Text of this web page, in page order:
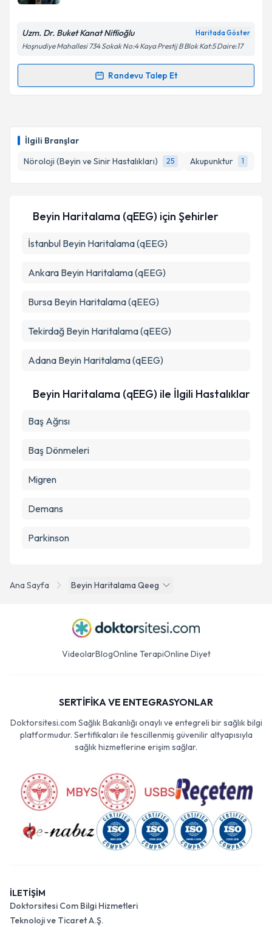
İlgili Branşlar
Nöroloji (Beyin ve Sinir Hastalıkları)
25 Akupunktur 1
Kişisel verilerimin işlenmesine ilişkin
Metni'ni okudum ve kişisel verilerimin belirtilen
Uzm. Dr. Buket Kanat Niflioğlu Haritada Göster
Hoşnudiye Mahallesi 734 Sokak No:4 Kaya Prestij B Blok Kat:5 Daire:17
Randevu Talep Et
Randevu Takvimi Talebi
için bir takvim hazırlandığında e-posta ile
bilgilendireceğiz.
E-posta Adresiniz
Kişisel verilerimin işlenmesine ilişkin
kapsamda işlenmesini kabul ediyorum.
Takvim Talebini Gönder
Ana Sayfa Beyin Haritalama Qeeg
Beyin Haritalama (qEEG) için Şehirler
İstanbul Beyin Haritalama (qEEG)
Ankara Beyin Haritalama (qEEG)
Bursa Beyin Haritalama (qEEG)
Tekirdağ Beyin Haritalama (qEEG)
Adana Beyin Haritalama (qEEG)
Beyin Haritalama (qEEG) ile İlgili Hastalıklar
Baş Ağrısı
Baş Dönmeleri
Migren
Demans
Parkinson
VideolarBlogOnline TerapiOnline Diyet
SERTİFİKA VE ENTEGRASYONLAR
Doktorsitesi.com Sağlık Bakanlığı onaylı ve entegreli bir sağlık bilgi
platformudur. Sertifikaları ile tescillenmiş güvenilir altyapısıyla
sağlık hizmetlerine erişim sağlar.
İLETİŞİM
Doktorsitesi Com Bilgi Hizmetleri
Teknoloji ve Ticaret A.Ş.